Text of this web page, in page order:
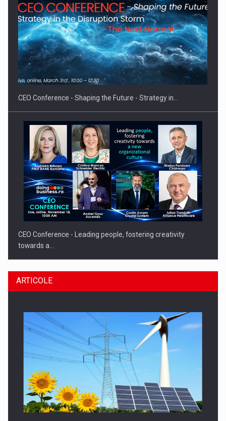
Hard Enduro Piatra Craiului 2026, fueled by benzinariile RO…
CEO Conference - Shaping the Future - Strategy in…
CEO Conference - Leading people, fostering creativity
towards a…
CEO Conference - Shaping The Future - Technology and…
ARTICOLE